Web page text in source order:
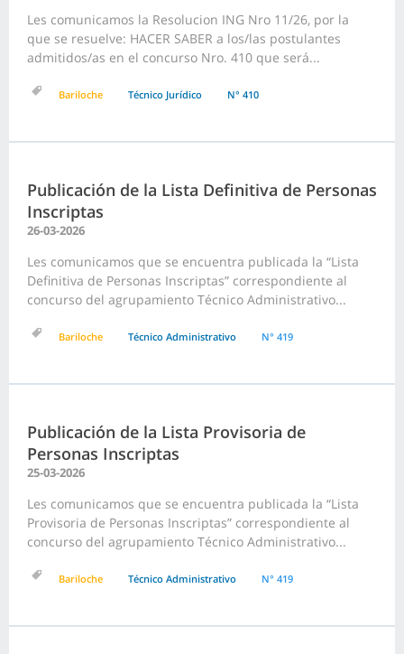
Les comunicamos la Resolucion ING Nro 11/26, por la
que se resuelve: HACER SABER a los/las postulantes
admitidos/as en el concurso Nro. 410 que será...
Bariloche Técnico Jurídico N° 410
Publicación de la Lista Definitiva de Personas
Inscriptas
26-03-2026
Les comunicamos que se encuentra publicada la “Lista
Definitiva de Personas Inscriptas” correspondiente al
concurso del agrupamiento Técnico Administrativo...
Bariloche Técnico Administrativo N° 419
Publicación de la Lista Provisoria de
Personas Inscriptas
25-03-2026
Les comunicamos que se encuentra publicada la “Lista
Provisoria de Personas Inscriptas” correspondiente al
concurso del agrupamiento Técnico Administrativo...
Bariloche Técnico Administrativo N° 419